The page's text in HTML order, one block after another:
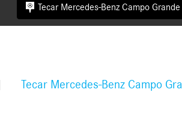
Tecar Mercedes-Benz Campo Grande
Tecar Mercedes-Benz Campo